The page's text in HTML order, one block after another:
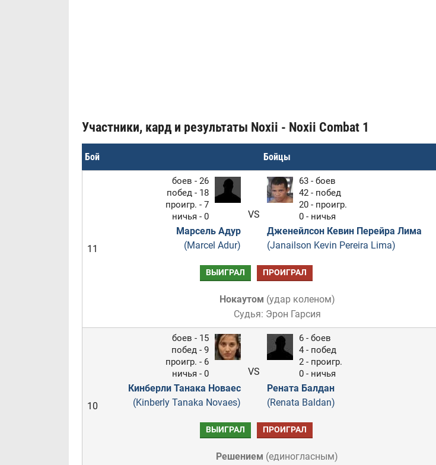
Участники, кард и результаты Noxii - Noxii Combat 1
Бой Бойцы
11
боев - 26
побед - 18
проигр. - 7
ничья - 0
Марсель Адур
(Marcel Adur)
VS
63 - боев
42 - побед
20 - проигр.
0 - ничья
Дженейлсон Кевин Перейра Лима
(Janailson Kevin Pereira Lima)
ВЫИГРАЛ ПРОИГРАЛ
Нокаутом (удар коленом)
Судья: Эрон Гарсия
10
боев - 15
побед - 9
проигр. - 6
ничья - 0
Кинберли Танака Новаес
(Kinberly Tanaka Novaes)
VS
6 - боев
4 - побед
2 - проигр.
0 - ничья
Рената Балдан
(Renata Baldan)
ВЫИГРАЛ ПРОИГРАЛ
Решением (единогласным)